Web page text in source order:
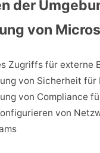
der
von
Zugriffs für externe
von Sicherheit
von Compliance
von